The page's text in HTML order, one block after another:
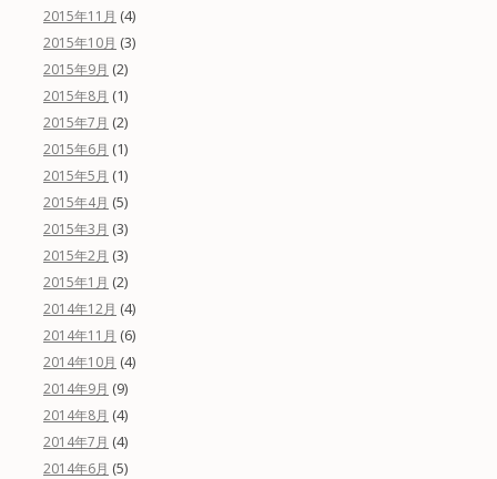
2015年11月 (4)
2015年10月 (3)
2015年9月 (2)
2015年8月 (1)
2015年7月 (2)
2015年6月 (1)
2015年5月 (1)
2015年4月 (5)
2015年3月 (3)
2015年2月 (3)
2015年1月 (2)
2014年12月 (4)
2014年11月 (6)
2014年10月 (4)
2014年9月 (9)
2014年8月 (4)
2014年7月 (4)
2014年6月 (5)